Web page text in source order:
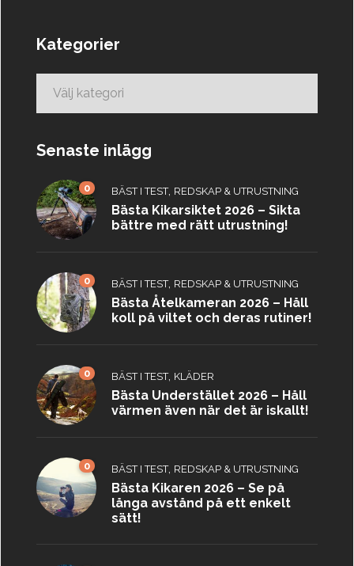
Kategorier
Senaste inlägg
0 BÄST I TEST, REDSKAP & UTRUSTNING
Bästa Kikarsiktet 2026 – Sikta
bättre med rätt utrustning!
0 BÄST I TEST, REDSKAP & UTRUSTNING
Bästa Åtelkameran 2026 – Håll
koll på viltet och deras rutiner!
0 BÄST I TEST, KLÄDER
Bästa Understället 2026 – Håll
värmen även när det är iskallt!
0 BÄST I TEST, REDSKAP & UTRUSTNING
Bästa Kikaren 2026 – Se på
långa avstånd på ett enkelt
sätt!